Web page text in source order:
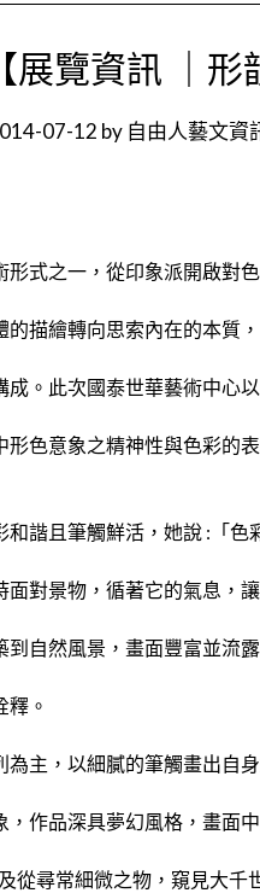
【展覽資訊 ｜形
07-12 by 自由人藝文資
式之一，從印象派開啟對
的描繪轉向思索內在的本質
成。此次國泰世華藝術中心
形色意象之精神性與色彩的
和諧且筆觸鮮活，她說 :「
對景物，循著它的氣息，
到自然風景，畫面豐富並流
釋。
主，以細膩的筆觸畫出自
作品深具夢幻風格，畫面
從尋常細微之物，窺見大